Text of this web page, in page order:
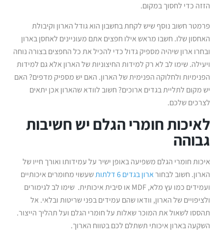
הזזה כדי לחסוך במקום.
פרמטר חשוב נוסף שיש לקחת בחשבון הוא גודל הארון וקיבולת
האחסון שלו. חשבו מראש אילו חפצים אתם מעוניינים לאחסן בארון
ובחרו ארון שיהיה מספיק גדול כדי להכיל את כל החפצים בצורה נוחה
ויעילה. שימו לב לא רק למידות החיצוניות של הארון אלא גם למידות
הפנימיות ולחלוקה הפנימית של הארון. האם יש מספיק מדפים? האם
יש מקום לתליית בגדים ארוכים? חשוב לוודא שהארון אכן יתאים
לצרכים שלכם.
לאיכות חומרי הגלם יש חשיבות
גבוהה
איכות חומרי הגלם משפיעה באופן ישיר על עמידותו ואורך חייו של
הארון. חשוב לבחורארון בגדים 6 דלתות
שעשוי מחומרים איכותיים
ועמידים כמו עץ מלא, MDF או סיבית איכותית. שימו לב לגימורים
ולציפויים של הארון, וודאו שהם עמידים בפני שריטות ובלאי. אל
תהססו לשאול את המוכר שאלות על חומרי הגלם ועל תהליך הייצור.
השקעה בארון איכותי תשתלם לכם בטווח הארוך.